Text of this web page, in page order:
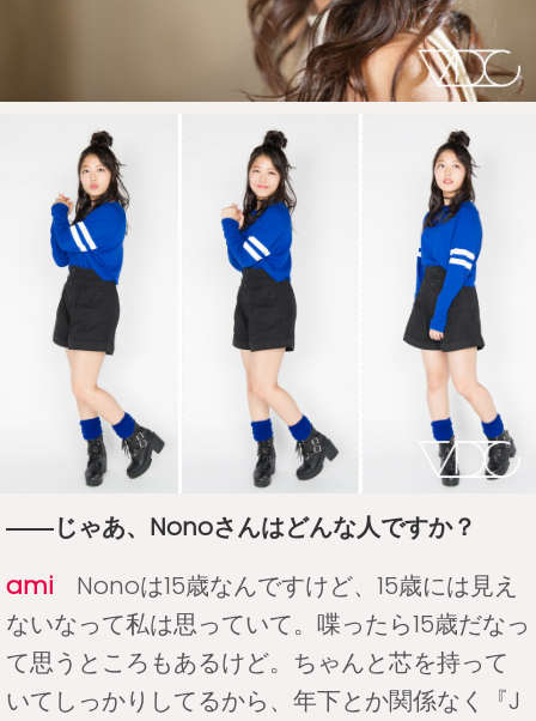
――じゃあ、Nonoさんはどんな人ですか？
ami Nonoは15歳なんですけど、15歳には見え
ないなって私は思っていて。喋ったら15歳だなっ
て思うところもあるけど。ちゃんと芯を持って
いてしっかりしてるから、年下とか関係なく『J